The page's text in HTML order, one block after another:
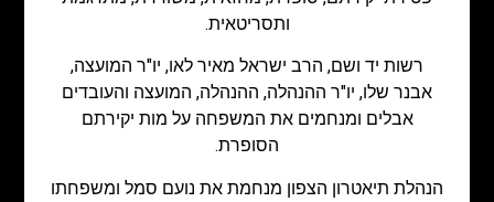
ותסריטאית.
רשות יד ושם, הרב ישראל מאיר לאו, יו"ר המועצה,
אבנר שלו, יו"ר ההנהלה, ההנהלה, המועצה והעובדים
אבלים ומנחמים את המשפחה על מות יקירתם
הסופרת.
הנהלת תיאטרון הצפון מנחמת את נועם סמל ומשפחתו